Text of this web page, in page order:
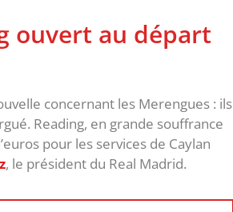
ouvert au départ
concernant les Merengues : ils
Reading, en grande souffrance
pour les services de Caylan
, le président du Real Madrid.